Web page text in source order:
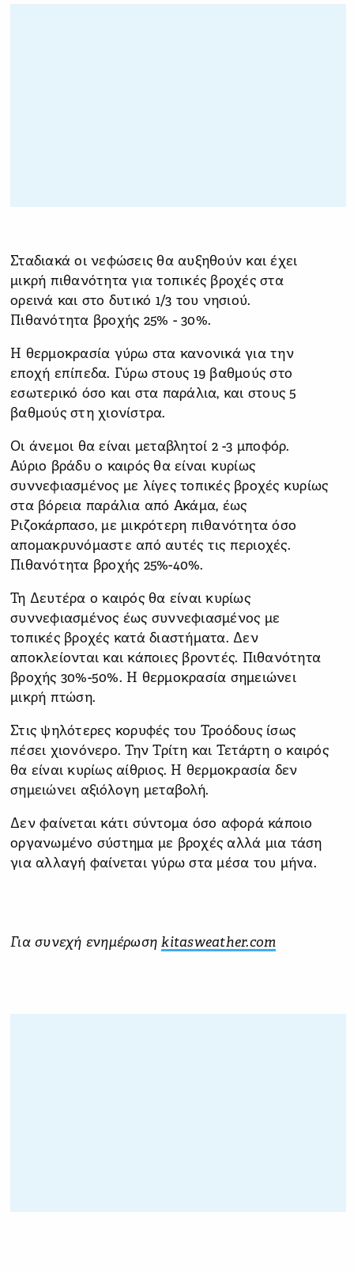
Σταδιακά οι νεφώσεις θα αυξηθούν και έχει
μικρή πιθανότητα για τοπικές βροχές στα
ορεινά και στο δυτικό 1/3 του νησιού.
Πιθανότητα βροχής 25% - 30%.
Η θερμοκρασία γύρω στα κανονικά για την
εποχή επίπεδα. Γύρω στους 19 βαθμούς στο
εσωτερικό όσο και στα παράλια, και στους 5
βαθμούς στη χιονίστρα.
Οι άνεμοι θα είναι μεταβλητοί 2 -3 μποφόρ.
Αύριο βράδυ ο καιρός θα είναι κυρίως
συννεφιασμένος με λίγες τοπικές βροχές κυρίως
στα βόρεια παράλια από Ακάμα, έως
Ριζοκάρπασο, με μικρότερη πιθανότητα όσο
απομακρυνόμαστε από αυτές τις περιοχές.
Πιθανότητα βροχής 25%-40%.
Τη Δευτέρα ο καιρός θα είναι κυρίως
συννεφιασμένος έως συννεφιασμένος με
τοπικές βροχές κατά διαστήματα. Δεν
αποκλείονται και κάποιες βροντές. Πιθανότητα
βροχής 30%-50%. Η θερμοκρασία σημειώνει
μικρή πτώση.
Στις ψηλότερες κορυφές του Τροόδους ίσως
πέσει χιονόνερο. Την Τρίτη και Τετάρτη ο καιρός
θα είναι κυρίως αίθριος. Η θερμοκρασία δεν
σημειώνει αξιόλογη μεταβολή.
Δεν φαίνεται κάτι σύντομα όσο αφορά κάποιο
οργανωμένο σύστημα με βροχές αλλά μια τάση
για αλλαγή φαίνεται γύρω στα μέσα του μήνα.
Για συνεχή ενημέρωσηkitasweather.com